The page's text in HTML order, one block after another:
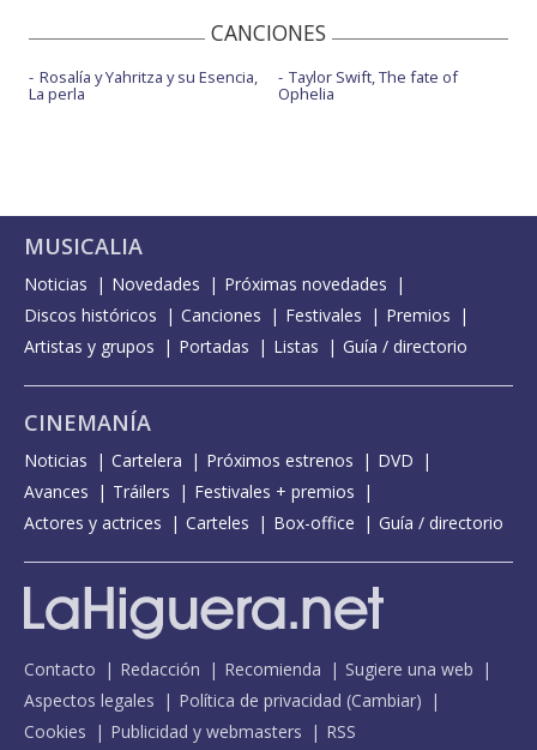
CANCIONES
Rosalía y Yahritza y su Esencia,
La perla
Taylor Swift, The fate of
Ophelia
MUSICALIA
Noticias Novedades
Próximas novedades
Discos históricos
Canciones Festivales
Premios
Artistas y grupos
Portadas Listas Guía / directorio
CINEMANÍA
Noticias Cartelera Próximos estrenos
DVD
Avances
Tráilers
Festivales + premios
Actores y actrices
Carteles Box-office Guía / directorio
Contacto Redacción Recomienda
Sugiere una web
Aspectos legales
Política de privacidad (Cambiar)
Cookies
Publicidad y webmasters RSS